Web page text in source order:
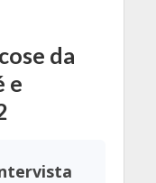
da
e